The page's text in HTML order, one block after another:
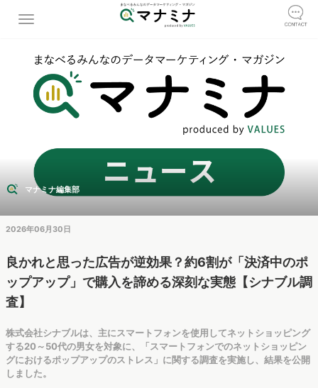
マナミナ編集部
2026年06月30日
良かれと思った広告が逆効果？約6割が「決済中のポ
ップアップ」で購入を諦める深刻な実態【シナブル調
査】
株式会社シナブルは、主にスマートフォンを使用してネットショッピング
する20～50代の男女を対象に、「スマートフォンでのネットショッピン
グにおけるポップアップのストレス」に関する調査を実施し、結果を公開
しました。